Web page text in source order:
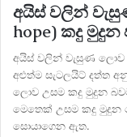
අයිස් වලින්
hope) කදු
අයිස් වලින් වැසුණ ලොව
අළුත්ම සැටලයිට් දත්ත
ලොව උසම කදු මුදුන
මෙතෙක් උසම කදු මුදුන
සොයාගෙන ඇත.